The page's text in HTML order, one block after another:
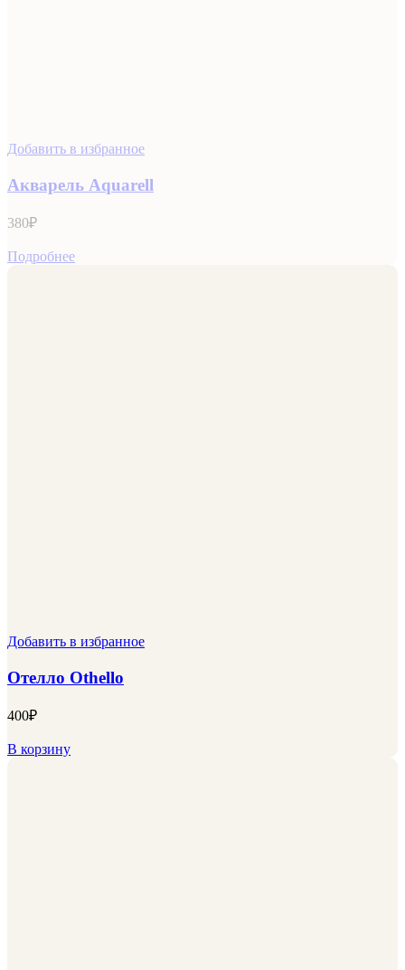
Добавить в избранное
Акварель Aquarell
380₽
Подробнее
Добавить в избранное
Отелло Othello
400₽
В корзину